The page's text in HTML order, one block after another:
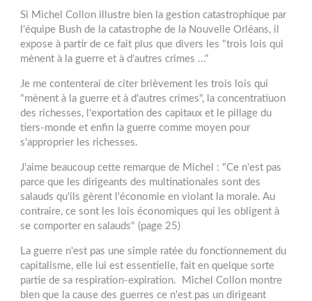
Si Michel Collon illustre bien la gestion catastrophique par
l'équipe Bush de la catastrophe de la Nouvelle Orléans, il
expose à partir de ce fait plus que divers les "trois lois qui
mènent à la guerre et à d'autres crimes ..."
Je me contenterai de citer brièvement les trois lois qui
"mènent à la guerre et à d'autres crimes", la concentratiuon
des richesses, l'exportation des capitaux et le pillage du
tiers-monde et enfin la guerre comme moyen pour
s'approprier les richesses.
J'aime beaucoup cette remarque de Michel : "Ce n'est pas
parce que les dirigeants des multinationales sont des
salauds qu'ils gèrent l'économie en violant la morale. Au
contraire, ce sont les lois économiques qui les obligent à
se comporter en salauds" (page 25)
La guerre n'est pas une simple ratée du fonctionnement du
capitalisme, elle lui est essentielle, fait en quelque sorte
partie de sa respiration-expiration. Michel Collon montre
bien que la cause des guerres ce n'est pas un dirigeant